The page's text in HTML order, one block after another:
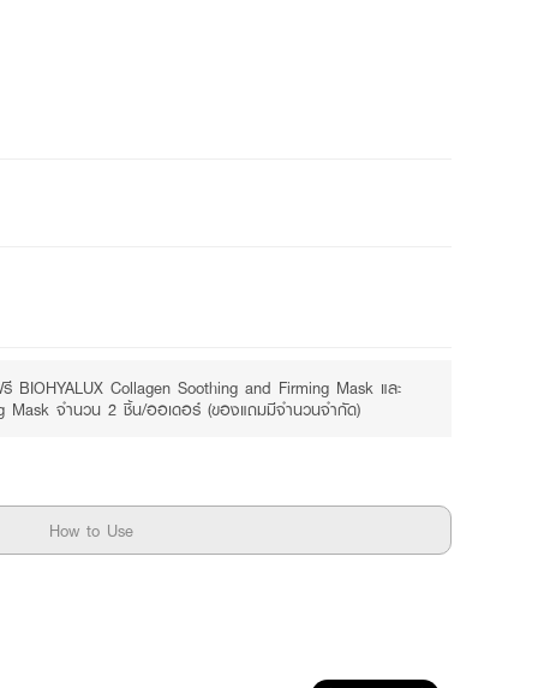
Collagen Soothing and Firming Mask และ
Mask จำนวน 2 ชิ้น/ออเดอร์ (ของแถมมีจำนวนจำกัด)
How to Use